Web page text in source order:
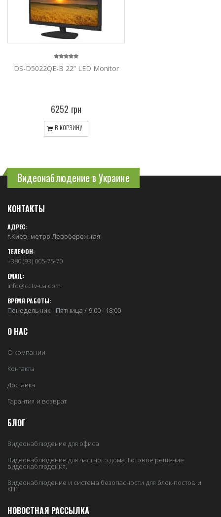
DS-D5022QE-B 22” LED Monitor
6252 грн
В КОРЗИНУ
Видеонаблюдение в Украине
КОНТАКТЫ
АДРЕС:
г.Киев, метро Левобережная
ТЕЛЕФОН:
+380 (93) 005-75-70
EMAIL:
info@cctv-ua.com
ВРЕМЯ РАБОТЫ:
Понедельник - Пятница / 9:00 - 18:00
О НАС
О компании
Контакты
Доставка
Гарантия и возврат
БЛОГ
Видеонаблюдение для офиса
Видеонаблюдение для частного дома. Готовое решение
видеонаблюдения.
Видеонаблюдение и система безопасности для блок-постов и
КПП
НОВОСТНАЯ РАССЫЛКА